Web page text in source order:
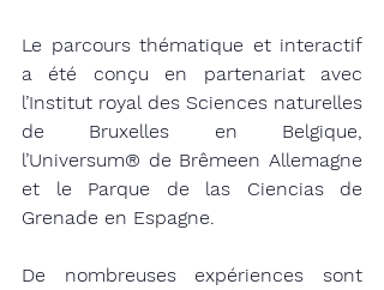
Le parcours thématique et interactif
a été conçu en partenariat avec
l’Institut royal des Sciences naturelles
de Bruxelles en Belgique,
l’Universum® de Brêmeen Allemagne
et le Parque de las Ciencias de
Grenade en Espagne.
De nombreuses expériences sont